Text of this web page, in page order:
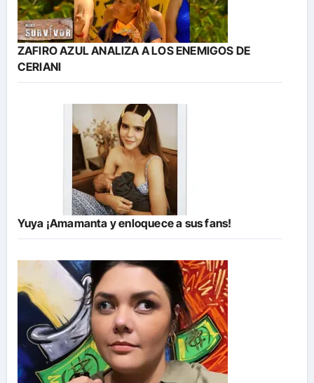
ZAFIRO AZUL ANALIZA A LOS ENEMIGOS DE
CERIANI
Yuya ¡Amamanta y enloquece a sus fans!